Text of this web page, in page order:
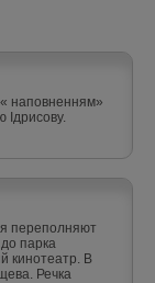
« наповненням»
Ідрисову.
переполняют
парка
кинотеатр. В
Речка